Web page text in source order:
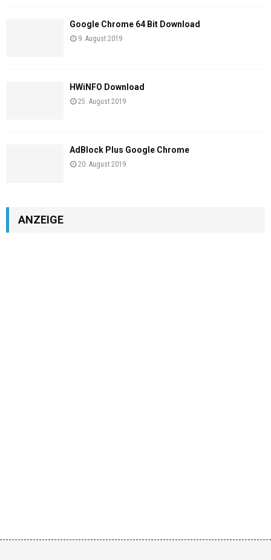
Google Chrome 64 Bit Download
9. August 2019
HWiNFO Download
25. August 2019
AdBlock Plus Google Chrome
20. August 2019
ANZEIGE